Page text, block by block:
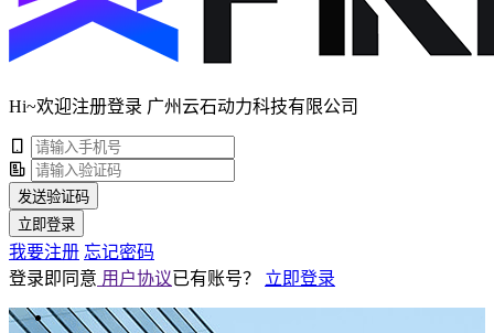
Hi~欢迎注册登录 广州云石动力科技有限公司
发送验证码
立即登录
我要注册 忘记密码
登录即同意 用户协议已有账号？ 立即登录